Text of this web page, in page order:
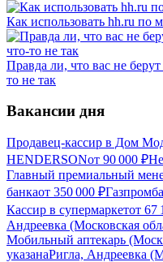
Как использовать hh.ru по
Правда ли, что вас не
то не так
Вакансии дня
Продавец-кассир в Дом
HENDERSONот 90 000 ₽
Главный премиальный
банкаот 350 000 ₽
Кассир в супермаркетот 67
Андреевка (Московская
Мобильный аптекарь
указанаРигла, Андреевка